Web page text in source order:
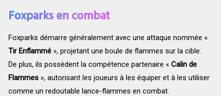
Foxparks en combat
Foxparks démarre généralement avec une attaque nommée «
Tir Enflammé», projetant une boule de flammes sur la cible.
De plus, ils possèdent la compétence partenaire « Calin de
Flammes», autorisant les joueurs à les équiper et à les utiliser
comme un redoutable lance-flammes en combat.